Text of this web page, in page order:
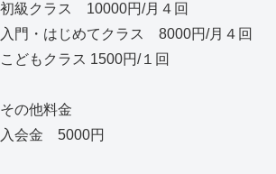
初級クラス 10000円/月４回
入門・はじめてクラス 8000円/月４回
こどもクラス 1500円/１回
その他料金
入会金 5000円